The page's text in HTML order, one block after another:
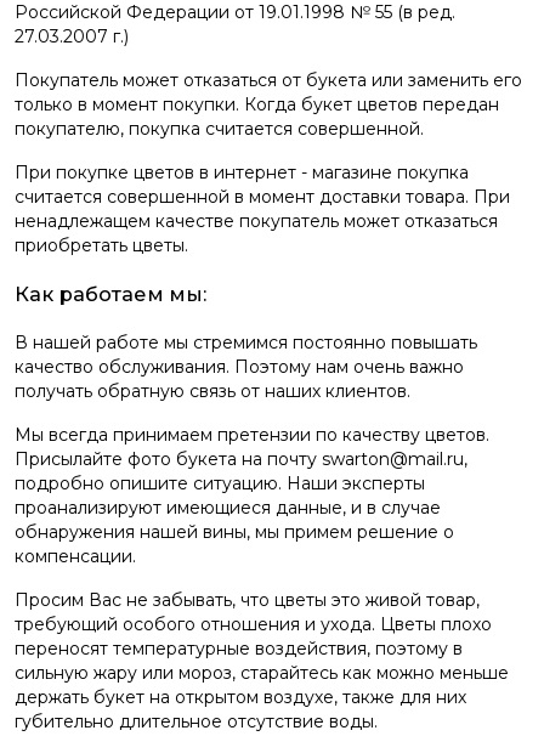
Российской Федерации от 19.01.1998 № 55 (в ред.
27.03.2007 г.)
Покупатель может отказаться от букета или заменить его
только в момент покупки. Когда букет цветов передан
покупателю, покупка считается совершенной.
При покупке цветов в интернет - магазине покупка
считается совершенной в момент доставки товара. При
ненадлежащем качестве покупатель может отказаться
приобретать цветы.
Как работаем мы:
В нашей работе мы стремимся постоянно повышать
качество обслуживания. Поэтому нам очень важно
получать обратную связь от наших клиентов.
Мы всегда принимаем претензии по качеству цветов.
Присылайте фото букета на почту swarton@mail.ru,
подробно опишите ситуацию. Наши эксперты
проанализируют имеющиеся данные, и в случае
обнаружения нашей вины, мы примем решение о
компенсации.
Просим Вас не забывать, что цветы это живой товар,
требующий особого отношения и ухода. Цветы плохо
переносят температурные воздействия, поэтому в
сильную жару или мороз, старайтесь как можно меньше
держать букет на открытом воздухе, также для них
губительно длительное отсутствие воды.